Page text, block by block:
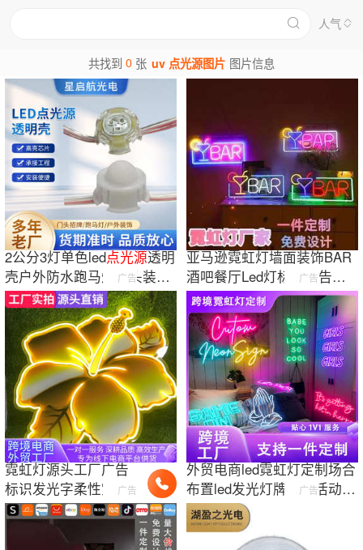
人气
共找到 0张 uv 点光源图片 图片信息
2公分3灯单色led点光源透明
壳户外防水跑马灯门头装饰
灯LED点光源
广告
亚马逊霓虹灯墙面装饰BAR
酒吧餐厅Led灯标志广告牌
发光灯牌定 制
广告
霓虹灯源头工厂广告
标识发光字柔性霓虹
灯灯条工程单代工批
广告
外贸电商led霓虹灯定制场合
布置led发光灯牌节日活动霓
虹灯发光字
广告